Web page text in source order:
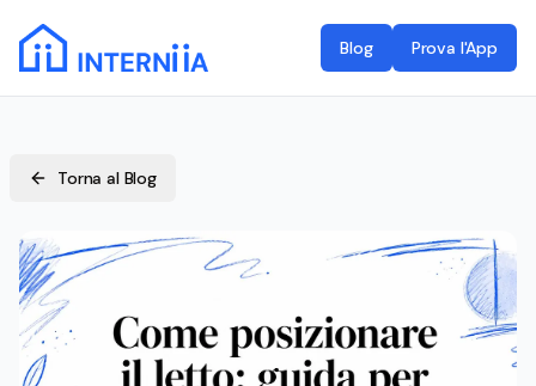
Blog Prova l'App
Torna al Blog